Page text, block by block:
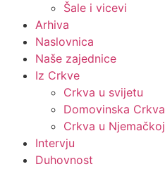
Šale i vicevi
Arhiva
Naslovnica
Naše zajednice
Iz Crkve
Crkva u svijetu
Domovinska Crkva
Crkva u Njemačkoj
Intervju
Duhovnost